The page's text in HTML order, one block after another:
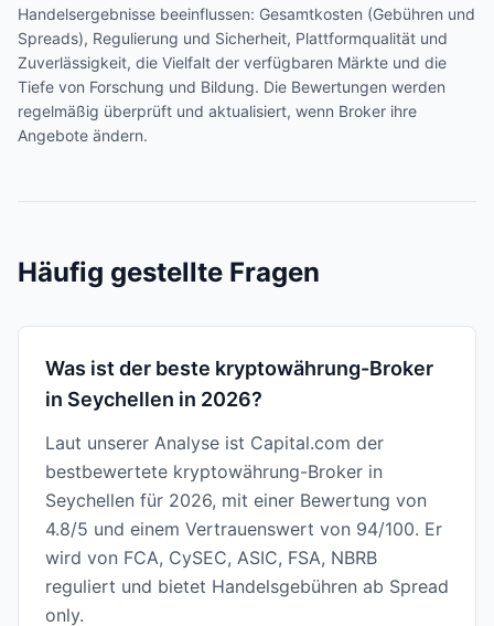
Handelsergebnisse beeinflussen: Gesamtkosten (Gebühren und
Spreads), Regulierung und Sicherheit, Plattformqualität und
Zuverlässigkeit, die Vielfalt der verfügbaren Märkte und die
Tiefe von Forschung und Bildung. Die Bewertungen werden
regelmäßig überprüft und aktualisiert, wenn Broker ihre
Angebote ändern.
Häufig gestellte Fragen
Was ist der beste kryptowährung-Broker
in Seychellen in 2026?
Laut unserer Analyse ist Capital.com der
bestbewertete kryptowährung-Broker in
Seychellen für 2026, mit einer Bewertung von
4.8/5 und einem Vertrauenswert von 94/100. Er
wird von FCA, CySEC, ASIC, FSA, NBRB
reguliert und bietet Handelsgebühren ab Spread
only.